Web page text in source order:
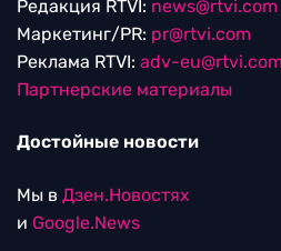
Редакция RTVI: news@rtvi.com
Маркетинг/PR: pr@rtvi.com
Реклама RTVI: adv-
Партнерские материалы
Достойные новости
Мы в Дзен.Новостях
и Google.News